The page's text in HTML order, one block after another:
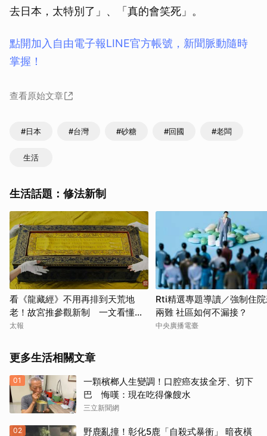
去日本，太特別了」、「真的會笑死」。
點開加入自由電子報LINE官方帳號，新聞脈動隨時
掌握！
查看原始文章
#日本 #台灣 #砂糖 #回國 #老闆
生活
生活話題：修法新制
看《龍藏經》不用再排到天荒地
老！故宮推參觀新制 一文看懂如
何購票
太報
Rti精選專題導讀／強制住
兩難 社區如何不漏接？
中央廣播電臺
更多生活相關文章
01
一顆檳榔人生變調！口腔癌友拔全牙、切下
巴 悔嘆：現在吃得像餿水
三立新聞網
02 野鹿亂撞！彰化5鹿「自殺式暴衝」 暗夜橫